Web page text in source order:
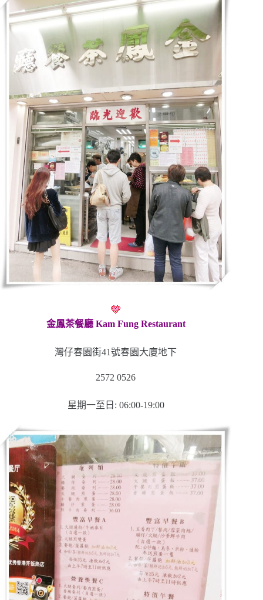
金鳳茶餐廳 Kam Fung Restaurant
灣仔春園街41號春園大廈地下
2572 0526
星期一至日: 06:00-19:00